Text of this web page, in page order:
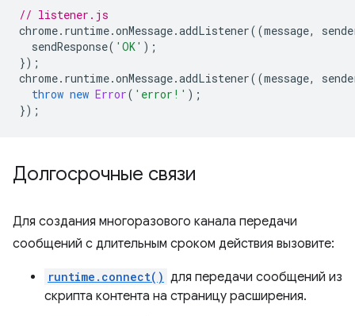
// listener.js
chrome. runtime.onMessage.addListener((message,
sendResponse( 'OK' );
});
chrome. runtime.onMessage.addListener((message,
throw new Error( 'error!' );
});
Долгосрочные связи
Для создания многоразового канала передачи
сообщений с длительным сроком действия вызовите:
runtime.connect() для передачи сообщений из
скрипта контента на страницу расширения.